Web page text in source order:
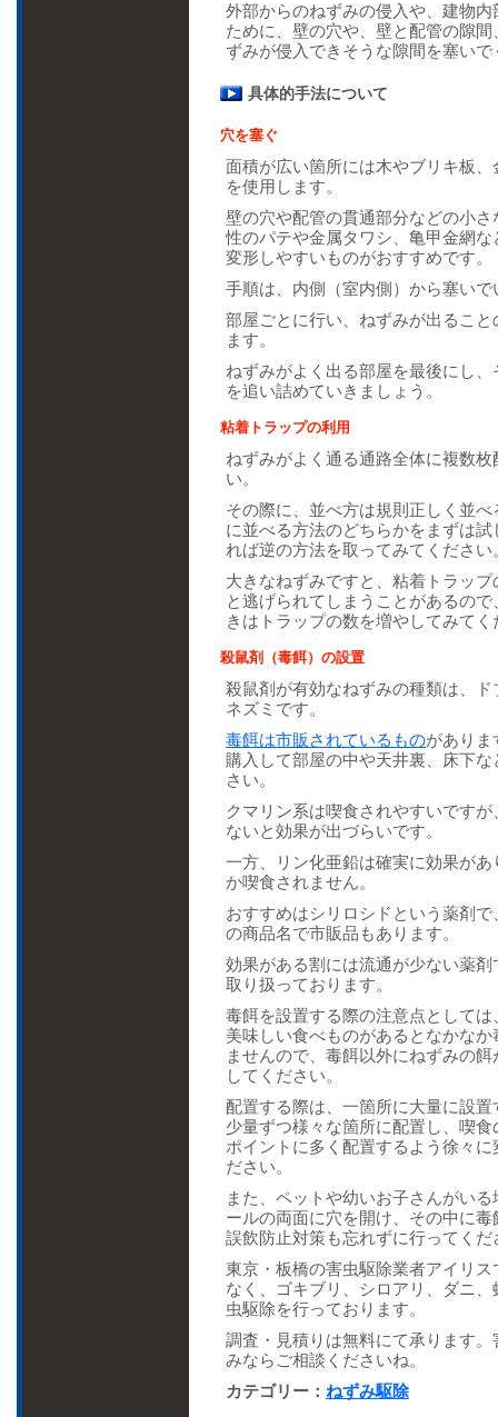
外部からのねずみの侵入や、建物
ために、壁の穴や、壁と配管の隙
ずみが侵入できそうな隙間を塞いで
具体的手法について
穴を塞ぐ
面積が広い箇所には木やブリキ板
を使用します。
壁の穴や配管の貫通部分などの小
性のパテや金属タワシ、亀甲金網
変形しやすいものがおすすめです。
手順は、内側（室内側）から塞いで
部屋ごとに行い、ねずみが出るこ
ます。
ねずみがよく出る部屋を最後にし
を追い詰めていきましょう。
粘着トラップの利用
ねずみがよく通る通路全体に複数
い。
その際に、並べ方は規則正しく並
に並べる方法のどちらかをまずは
れば逆の方法を取ってみてください
大きなねずみですと、粘着トラッ
と逃げられてしまうことがあるの
きはトラップの数を増やしてみてく
殺鼠剤（毒餌）の設置
殺鼠剤が有効なねずみの種類は、
ネズミです。
毒餌は市販されているものがありま
購入して部屋の中や天井裏、床下
さい。
クマリン系は喫食されやすいです
ないと効果が出づらいです。
一方、リン化亜鉛は確実に効果が
か喫食されません。
おすすめはシリロシドという薬剤で
の商品名で市販品もあります。
効果がある割には流通が少ない薬
取り扱っております。
毒餌を設置する際の注意点として
美味しい食べものがあるとなかな
ませんので、毒餌以外にねずみの
してください。
配置する際は、一箇所に大量に設
少量ずつ様々な箇所に配置し、喫
ポイントに多く配置するよう徐々
ださい。
また、ペットや幼いお子さんがい
ールの両面に穴を開け、その中に
誤飲防止対策も忘れずに行ってくだ
東京・板橋の害虫駆除業者アイリ
なく、ゴキブリ、シロアリ、ダニ
虫駆除を行っております。
調査・見積りは無料にて承ります
みならご相談くださいね。
カテゴリー： ねずみ駆除